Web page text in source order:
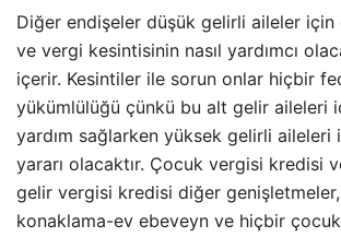
Diğer endişeler düşük gelirli aileler için
ve vergi kesintisinin nasıl yardımcı
içerir. Kesintiler ile sorun onlar hiçbir
yükümlülüğü çünkü bu alt gelir aileleri
yardım sağlarken yüksek gelirli aileleri
yararı olacaktır. Çocuk vergisi kredisi
gelir vergisi kredisi diğer
konaklama-ev ebeveyn ve hiçbir